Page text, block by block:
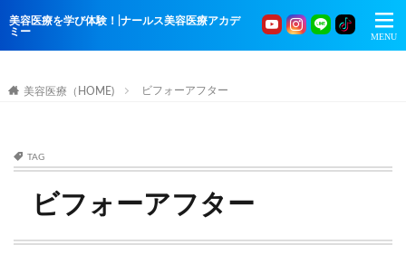
美容医療を学び体験！|ナールス美容医療アカデ
ミー
美容医療（HOME) ビフォーアフター
TAG
ビフォーアフター